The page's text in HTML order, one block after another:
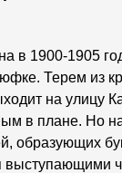
в 1900-1905
Терем из
на улицу
в плане. Но
образующих
выступающими